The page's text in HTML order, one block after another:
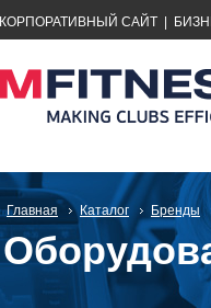
КОРПОРАТИВНЫЙ САЙТ
Главная Каталог Бренды